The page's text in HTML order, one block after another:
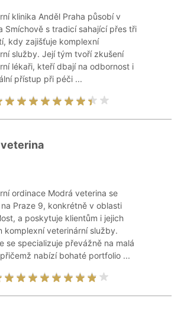
klinika Anděl Praha působí v
Smíchově s tradicí sahající přes tři
kdy zajišťuje komplexní
služby. Její tým tvoří zkušení
lékaři, kteří dbají na odbornost i
přístup při péči ...
ordinace Modrá veterina se
Praze 9, konkrétně v oblasti
a poskytuje klientům i jejich
komplexní veterinární služby.
se specializuje převážně na malá
nabízí bohaté portfolio ...